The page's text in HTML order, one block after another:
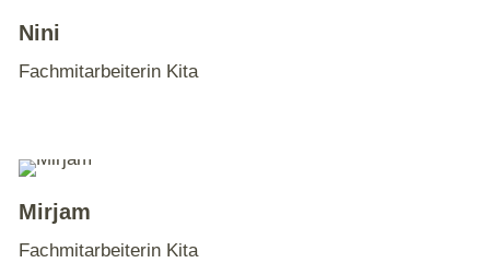
Nini
Fachmitarbeiterin Kita
Mirjam
Fachmitarbeiterin Kita